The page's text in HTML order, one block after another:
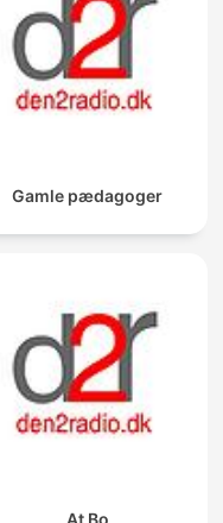
Gamle pædagoger